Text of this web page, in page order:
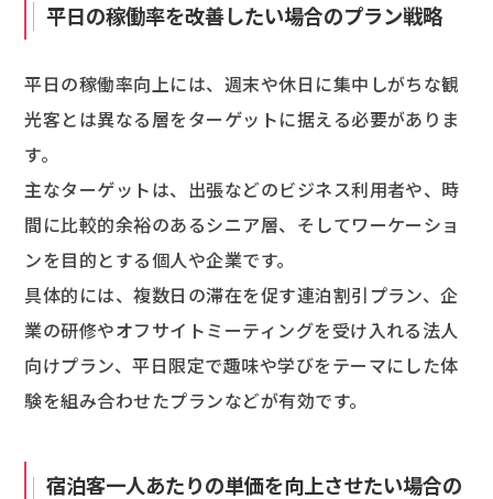
平日の稼働率を改善したい場合のプラン戦略
平日の稼働率向上には、週末や休日に集中しがちな観
光客とは異なる層をターゲットに据える必要がありま
す。
主なターゲットは、出張などのビジネス利用者や、時
間に比較的余裕のあるシニア層、そしてワーケーショ
ンを目的とする個人や企業です。
具体的には、複数日の滞在を促す連泊割引プラン、企
業の研修やオフサイトミーティングを受け入れる法人
向けプラン、平日限定で趣味や学びをテーマにした体
験を組み合わせたプランなどが有効です。
宿泊客一人あたりの単価を向上させたい場合の